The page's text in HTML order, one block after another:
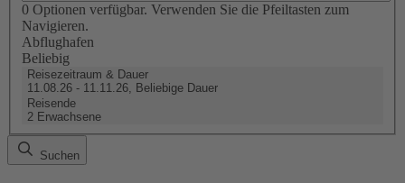
0 Optionen verfügbar. Verwenden Sie die Pfeiltasten zum
Navigieren.
Abflughafen
Beliebig
Reisezeitraum & Dauer
11.08.26 - 11.11.26, Beliebige Dauer
Reisende
2 Erwachsene
Suchen